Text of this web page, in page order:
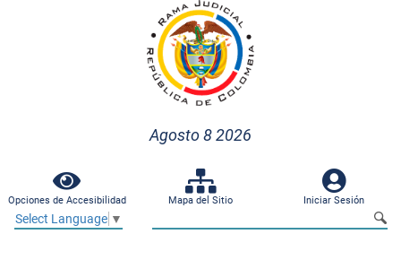
Agosto 8 2026
Opciones de Accesibilidad Mapa del Sitio Iniciar Sesión
Select Language ▼